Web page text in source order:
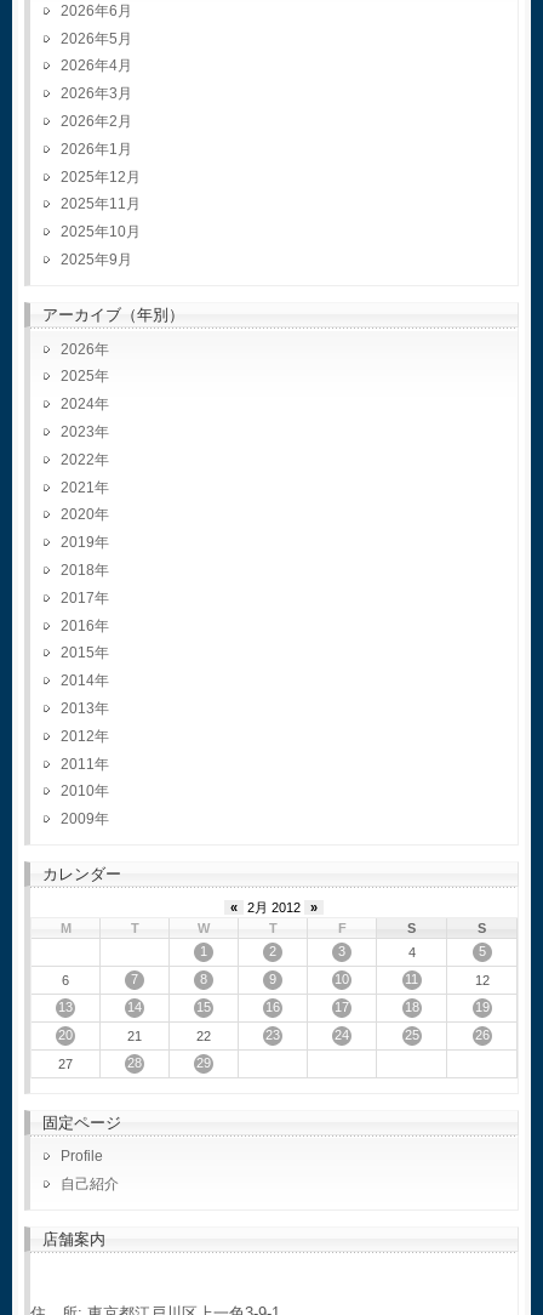
2026年6月
2026年5月
2026年4月
2026年3月
2026年2月
2026年1月
2025年12月
2025年11月
2025年10月
2025年9月
アーカイブ（年別）
2026
2025
2024
2023
2022
2021
2020
2019
2018
2017
2016
2015
2014
2013
2012
2011
2010
2009
カレンダー
« 2月 2012
»
M
T W T F S
S
1
2 3 4
5
6
7 8 9 10 11
12
13
14 15 16 17 18
19
20
21 22 23 24 25
26
27
28 29
固定ページ
Profile
自己紹介
店舗案内